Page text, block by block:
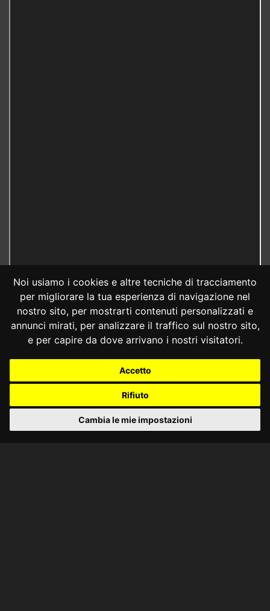
Noi usiamo i cookies e altre tecniche di tracciamento
per migliorare la tua esperienza di navigazione nel
nostro sito, per mostrarti contenuti personalizzati e
annunci mirati, per analizzare il traffico sul nostro sito,
e per capire da dove arrivano i nostri visitatori.
Accetto
Rifiuto
Cambia le mie impostazioni